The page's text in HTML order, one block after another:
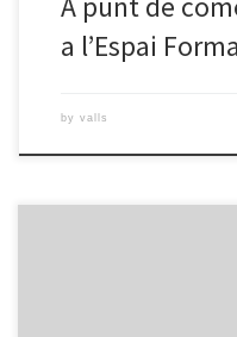
a l’Espai
by valls